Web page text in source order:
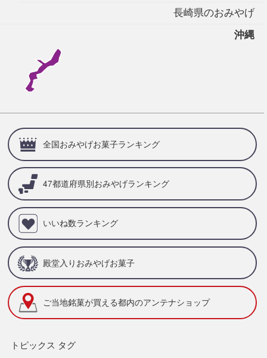
長崎県のおみやげ
沖縄
全国おみやげお菓子ランキング
47都道府県別おみやげランキング
いいね数ランキング
殿堂入りおみやげお菓子
ご当地銘菓が買える都内のアンテナショップ
トピックス タグ